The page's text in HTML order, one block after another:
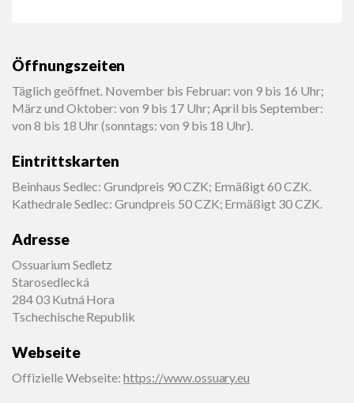
Öffnungszeiten
Täglich geöffnet. November bis Februar: von 9 bis 16 Uhr;
März und Oktober: von 9 bis 17 Uhr; April bis September:
von 8 bis 18 Uhr (sonntags: von 9 bis 18 Uhr).
Eintrittskarten
Beinhaus Sedlec: Grundpreis 90 CZK; Ermäßigt 60 CZK.
Kathedrale Sedlec: Grundpreis 50 CZK; Ermäßigt 30 CZK.
Adresse
Ossuarium Sedletz
Starosedlecká
284 03 Kutná Hora
Tschechische Republik
Webseite
Offizielle Webseite:https://www.ossuary.eu